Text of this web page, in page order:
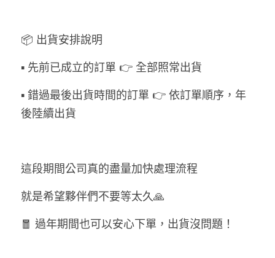
📦 出貨安排說明
▪️ 先前已成立的訂單 👉 全部照常出貨
▪️ 錯過最後出貨時間的訂單 👉 依訂單順序，年
後陸續出貨
這段期間公司真的盡量加快處理流程
就是希望夥伴們不要等太久🙏
🧧 過年期間也可以安心下單，出貨沒問題！